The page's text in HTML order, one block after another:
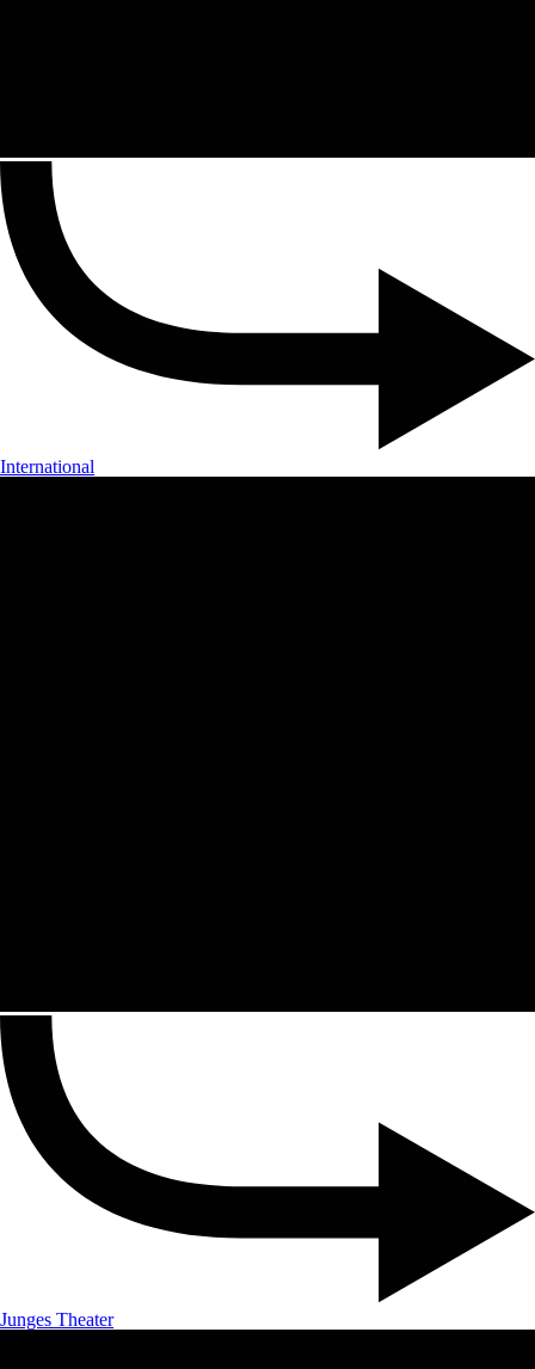
International
Junges Theater